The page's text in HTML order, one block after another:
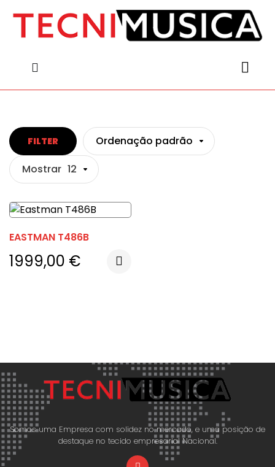
FILTER
Ordenação padrão
Mostrar 12
EASTMAN T486B
1999,00 €
Somos uma Empresa com solidez no mercado, e uma posição de
destaque no tecido empresarial Nacional.